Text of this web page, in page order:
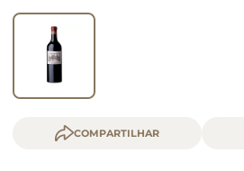
COMPARTILHAR